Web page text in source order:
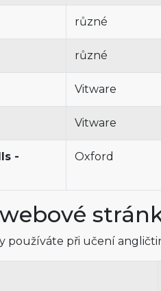
různé
různé
Vitware
Vitware
-
Oxford
používáte při učení